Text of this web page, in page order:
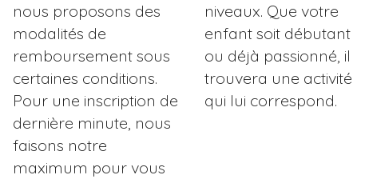
nous proposons des
modalités de
remboursement sous
certaines conditions.
Pour une inscription de
dernière minute, nous
faisons notre
maximum pour vous
niveaux. Que votre
enfant soit débutant
ou déjà passionné, il
trouvera une activité
qui lui correspond.